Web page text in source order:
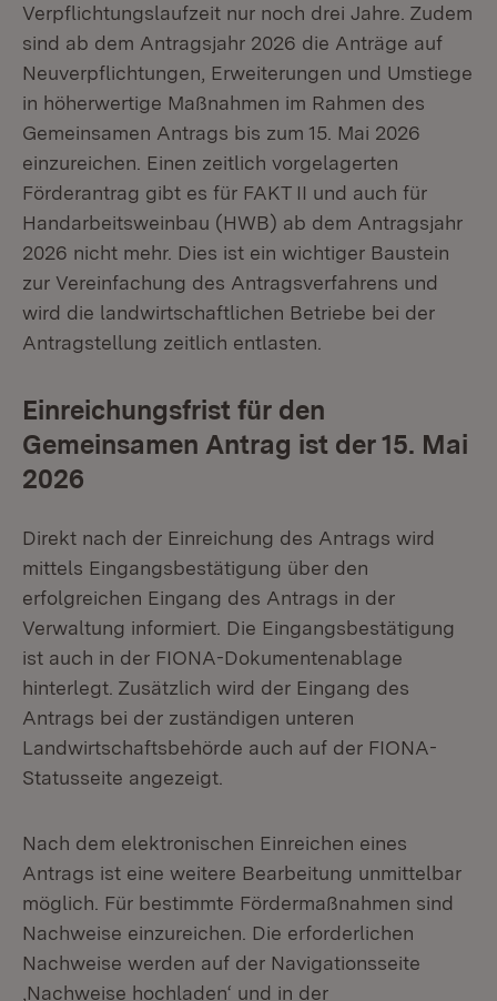
Verpflichtungslaufzeit nur noch drei Jahre. Zudem
sind ab dem Antragsjahr 2026 die Anträge auf
Neuverpflichtungen, Erweiterungen und Umstiege
in höherwertige Maßnahmen im Rahmen des
Gemeinsamen Antrags bis zum 15. Mai 2026
einzureichen. Einen zeitlich vorgelagerten
Förderantrag gibt es für FAKT II und auch für
Handarbeitsweinbau (HWB) ab dem Antragsjahr
2026 nicht mehr. Dies ist ein wichtiger Baustein
zur Vereinfachung des Antragsverfahrens und
wird die landwirtschaftlichen Betriebe bei der
Antragstellung zeitlich entlasten.
Einreichungsfrist für den
Gemeinsamen Antrag ist der 15. Mai
2026
Direkt nach der Einreichung des Antrags wird
mittels Eingangsbestätigung über den
erfolgreichen Eingang des Antrags in der
Verwaltung informiert. Die Eingangsbestätigung
ist auch in der FIONA-Dokumentenablage
hinterlegt. Zusätzlich wird der Eingang des
Antrags bei der zuständigen unteren
Landwirtschaftsbehörde auch auf der FIONA-
Statusseite angezeigt.
Nach dem elektronischen Einreichen eines
Antrags ist eine weitere Bearbeitung unmittelbar
möglich. Für bestimmte Fördermaßnahmen sind
Nachweise einzureichen. Die erforderlichen
Nachweise werden auf der Navigationsseite
‚Nachweise hochladen‘ und in der